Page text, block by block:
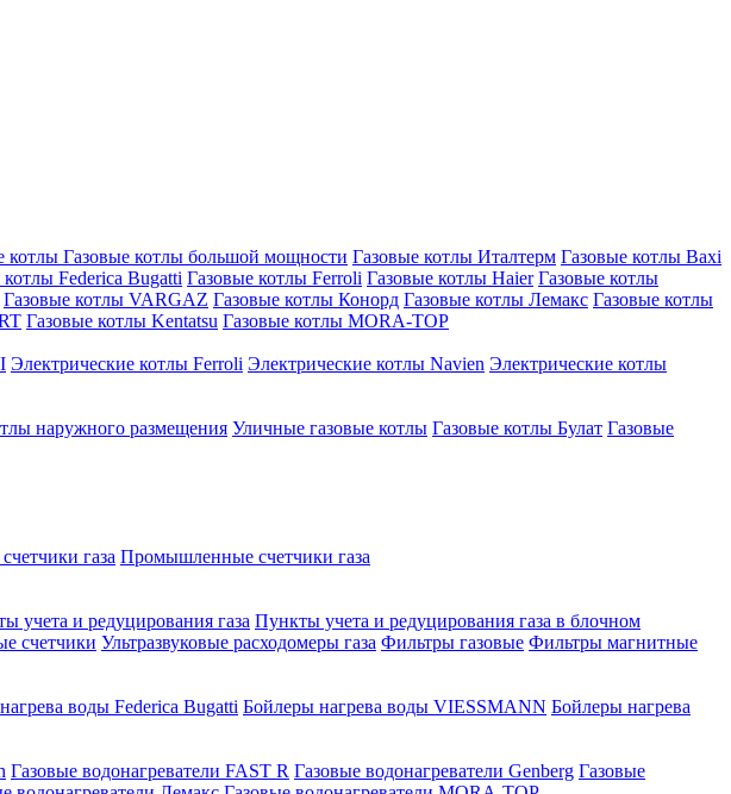
котлы Газовые котлы большой мощности Газовые котлы Италтерм Газовые котлы Baxi
Federica Bugatti Газовые котлы Ferroli Газовые котлы Haier Газовые котлы
Газовые котлы VARGAZ Газовые котлы Конорд Газовые котлы Лемакс Газовые котлы
Газовые котлы Kentatsu Газовые котлы MORA-TOP
Электрические котлы Ferroli Электрические котлы Navien Электрические котлы
наружного размещения Уличные газовые котлы Газовые котлы Булат Газовые
газа Промышленные счетчики газа
учета и редуцирования газа Пункты учета и редуцирования газа в блочном
счетчики Ультразвуковые расходомеры газа Фильтры газовые Фильтры магнитные
воды Federica Bugatti Бойлеры нагрева воды VIESSMANN Бойлеры нагрева
Газовые водонагреватели FAST R Газовые водонагреватели Genberg Газовые